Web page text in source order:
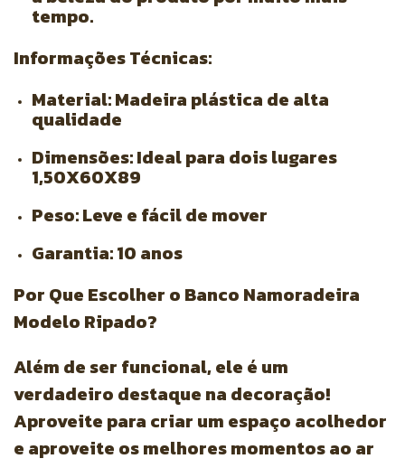
tempo.
Informações Técnicas:
Material:Madeira plástica de alta
qualidade
Dimensões:Ideal para dois lugares
1,50X60X89
Peso:Leve e fácil de mover
Garantia:10 anos
Por Que Escolher o Banco Namoradeira
Modelo Ripado?
Além de ser funcional, ele é um
verdadeiro destaque na decoração!
Aproveite para criar um espaço acolhedor
e aproveite os melhores momentos ao ar